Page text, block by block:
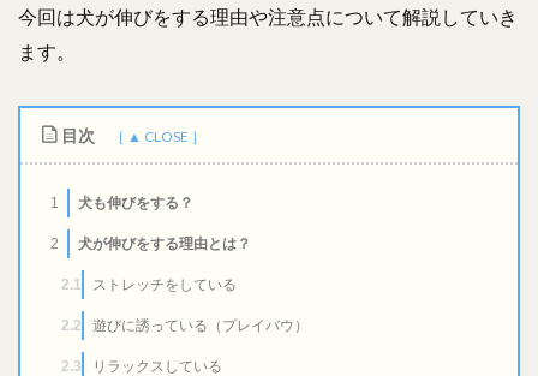
今回は犬が伸びをする理由や注意点について解説していき
ます。
目次
1 犬も伸びをする？
2 犬が伸びをする理由とは？
2.1 ストレッチをしている
2.2 遊びに誘っている（プレイバウ）
2.3 リラックスしている